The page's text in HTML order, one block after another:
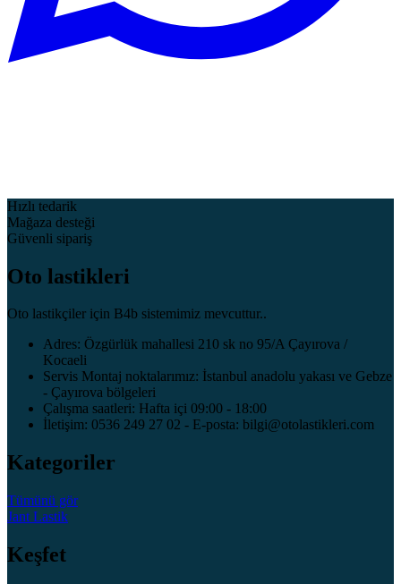
Hızlı tedarik
Mağaza desteği
Güvenli sipariş
Oto lastikleri
Oto lastikçiler için B4b sistemimiz mevcuttur..
Adres: Özgürlük mahallesi 210 sk no 95/A Çayırova /
Kocaeli
Servis Montaj noktalarımız: İstanbul anadolu yakası ve Gebze
- Çayırova bölgeleri
Çalışma saatleri: Hafta içi 09:00 - 18:00
İletişim: 0536 249 27 02 - E-posta: bilgi@otolastikleri.com
Kategoriler
Tümünü gör
Jant Lastik
Keşfet